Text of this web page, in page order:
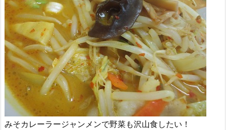
みそカレーラージャンメンで野菜も沢山食したい！